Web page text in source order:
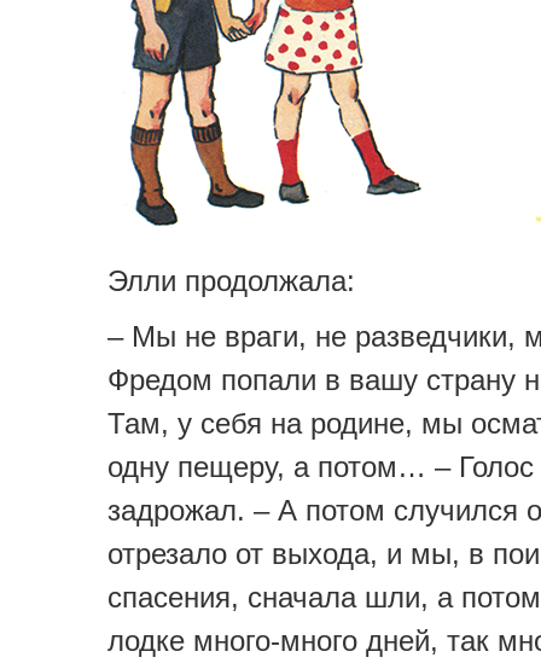
Элли продолжала:
– Мы не враги, не разведчики,
Фредом попали в вашу страну
Там, у себя на родине, мы
одну пещеру, а потом… –
задрожал. – А потом случился
отрезало от выхода, и мы, в
спасения, сначала шли, а
лодке много-много дней, так